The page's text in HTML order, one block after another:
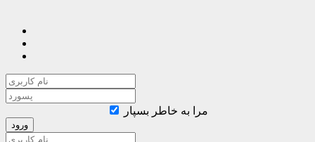
مرا به خاطر بسپار